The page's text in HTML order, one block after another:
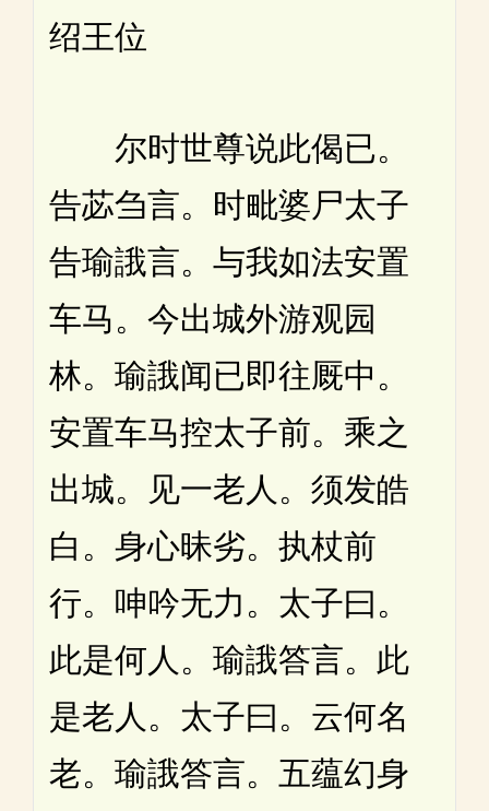
绍王位
尔时世尊说此偈已。
告苾刍言。时毗婆尸太子
告瑜誐言。与我如法安置
车马。今出城外游观园
林。瑜誐闻已即往厩中。
安置车马控太子前。乘之
出城。见一老人。须发皓
白。身心昧劣。执杖前
行。呻吟无力。太子曰。
此是何人。瑜誐答言。此
是老人。太子曰。云何名
老。瑜誐答言。五蕴幻身